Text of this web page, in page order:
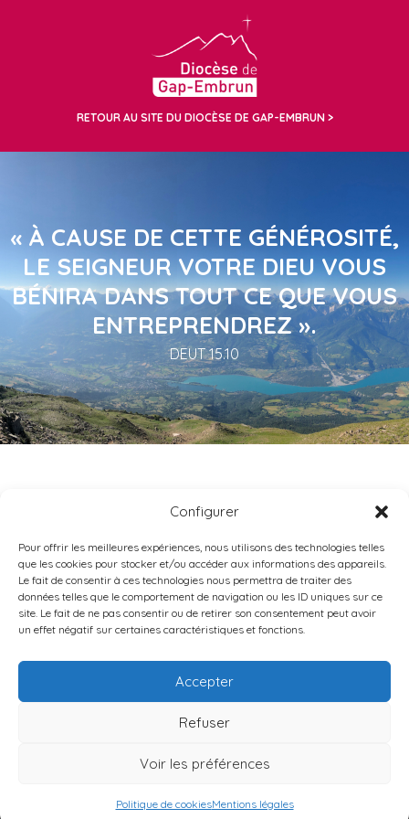
Configurer
Pour offrir les meilleures expériences, nous utilisons des technologies telles
que les cookies pour stocker et/ou accéder aux informations des appareils.
Le fait de consentir à ces technologies nous permettra de traiter des
données telles que le comportement de navigation ou les ID uniques sur ce
site. Le fait de ne pas consentir ou de retirer son consentement peut avoir
un effet négatif sur certaines caractéristiques et fonctions.
Accepter
Refuser
Voir les préférences
Politique de cookiesMentions légales
RETOUR AU SITE DU DIOCÈSE DE GAP-EMBRUN
« À CAUSE DE CETTE GÉNÉROSITÉ,
LE SEIGNEUR VOTRE DIEU VOUS
BÉNIRA DANS TOUT CE QUE VOUS
ENTREPRENDREZ ».
DEUT 15.10
STE MARIE DE ROSANS
DIOCÈSE DE GAP-EMBRUN
9 RUE CAPITAINE DE BRESSON •
TÉL : 04 92 40 02 75
Politique de cookies